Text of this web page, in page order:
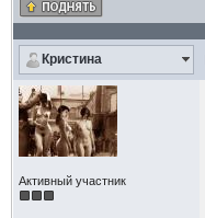
Кристина
Активный участник